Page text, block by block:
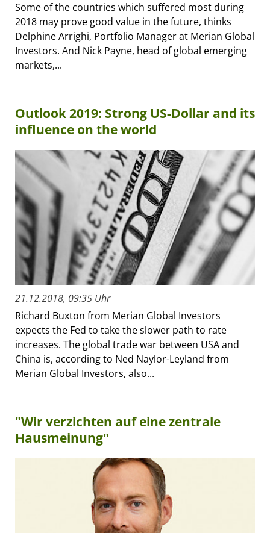
Some of the countries which suffered most during
2018 may prove good value in the future, thinks
Delphine Arrighi, Portfolio Manager at Merian Global
Investors. And Nick Payne, head of global emerging
markets,...
Outlook 2019: Strong US-Dollar and its
influence on the world
21.12.2018, 09:35 Uhr
Richard Buxton from Merian Global Investors
expects the Fed to take the slower path to rate
increases. The global trade war between USA and
China is, according to Ned Naylor-Leyland from
Merian Global Investors, also...
"Wir verzichten auf eine zentrale
Hausmeinung"